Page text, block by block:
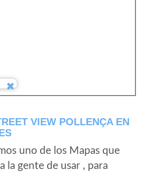
VIEW POLLENÇA EN
uno de los Mapas que
la gente de usar , para